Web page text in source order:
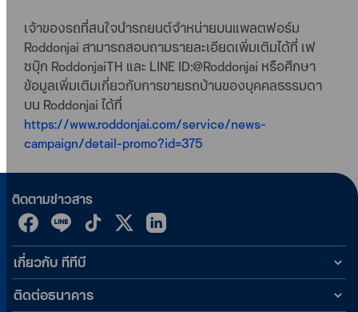
เจ้าของรถที่สนใจนำรถยนต์จำหน่ายบนแพลตฟอร์ม
Roddonjai สามารถสอบถามรายละเอียดเพิ่มเติมได้ที่ เฟ
ซบุ๊ก RoddonjaiTH และ LINE ID:@Roddonjai หรือศึกษา
ข้อมูลเพิ่มเติมเกี่ยวกับการขายรถบ้านของบุคคลธรรมดา
บน Roddonjai ได้ที่
https://www.roddonjai.com/service/news-
campaign/detail-promo?id=375
ติดตามข่าวสาร
เกี่ยวกับ ทีทีบี
ติดต่อธนาคาร